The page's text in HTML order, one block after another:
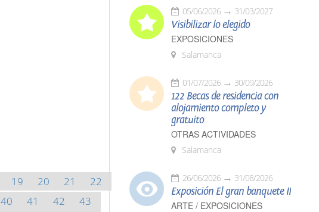
19 20 21
22
40 41 42
43
05/06/2026 31/03/2027
Visibilizar lo elegido
EXPOSICIONES
Salamanca
01/07/2026 30/09/2026
122 Becas de residencia con
alojamiento completo y
gratuito
OTRAS ACTIVIDADES
Salamanca
26/06/2026 31/08/2026
Exposición El gran banquete II
ARTE / EXPOSICIONES